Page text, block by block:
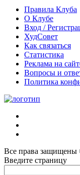
Правила Клуба
О Клубе
Вход /
ХудСовет
Как связаться
Статистика
Реклама на
Вопросы и
Политика
Все права защищены
Введите страницу